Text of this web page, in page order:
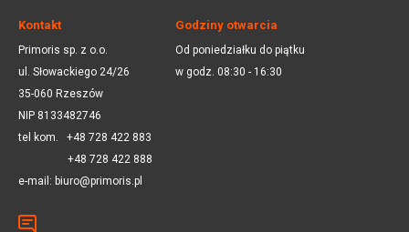
Kontakt
Primoris sp. z o.o.
ul. Słowackiego 24/26
35-060 Rzeszów
NIP 8133482746
tel kom. +48 728 422 883
+48 728 422 888
e-mail: biuro@primoris.pl
Godziny otwarcia
Od poniedziałku do piątku
w godz. 08:30 - 16:30